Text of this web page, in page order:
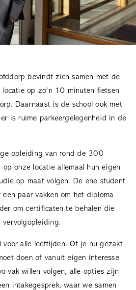
bevindt zich samen met de
locatie op zo'n 10 minuten fietsen
Daarnaast is de school ook met
is ruime parkeergelegenheid in de
opleiding van rond de 300
onze locatie allemaal hun eigen
op maat volgen. De ene student
paar vakken om het diploma
om certificaten te behalen die
voor alle leeftijden. Of je nu gezakt
doen of vanuit eigen interesse
vak willen volgen, alle opties zijn
intakegesprek, waar we samen